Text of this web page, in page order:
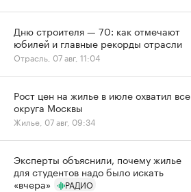
Дню строителя — 70: как отмечают
юбилей и главные рекорды отрасли
Отрасль, 07 авг, 11:04
Рост цен на жилье в июле охватил все
округа Москвы
Жилье, 07 авг, 09:34
Эксперты объяснили, почему жилье
для студентов надо было искать
«вчера»
РАДИО